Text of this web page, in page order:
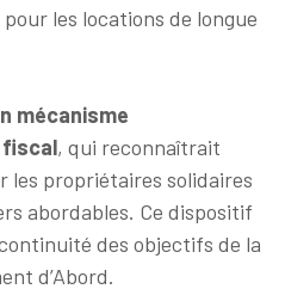
les locations de longue
mécanisme
fiscal, qui reconnaîtrait
les propriétaires solidaires
abordables. Ce dispositif
des objectifs de la
d’Abord.